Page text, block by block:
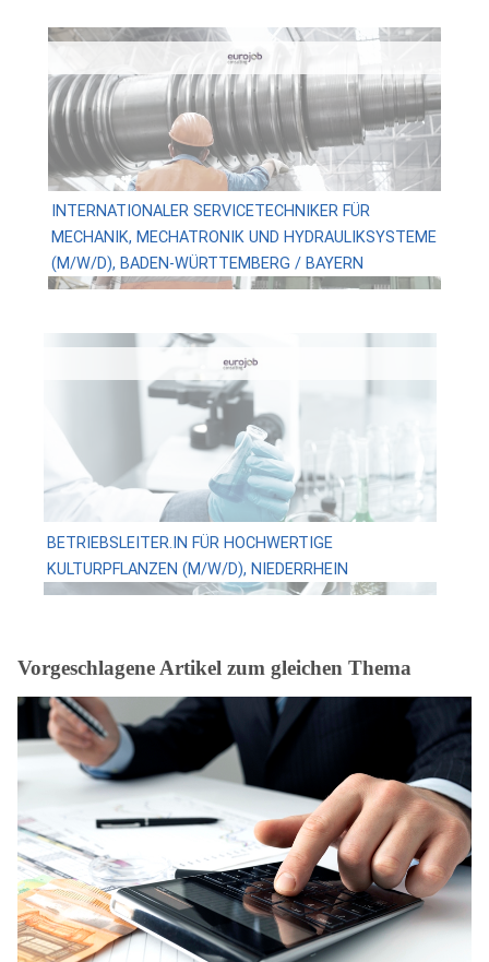
INTERNATIONALER SERVICETECHNIKER FÜR
MECHANIK, MECHATRONIK UND HYDRAULIKSYSTEME
(M/W/D), BADEN-WÜRTTEMBERG / BAYERN
BETRIEBSLEITER.IN FÜR HOCHWERTIGE
KULTURPFLANZEN (M/W/D), NIEDERRHEIN
Vorgeschlagene Artikel zum gleichen Thema